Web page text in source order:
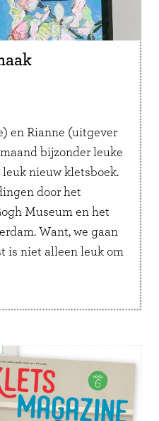
en Rianne (uitgever
bijzonder leuke
nieuw kletsboek.
door het
Museum en het
Want, we gaan
is niet alleen leuk om